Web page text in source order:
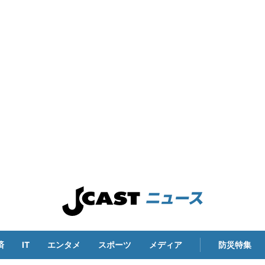
IT エンタメ スポーツ メディア 防災特集